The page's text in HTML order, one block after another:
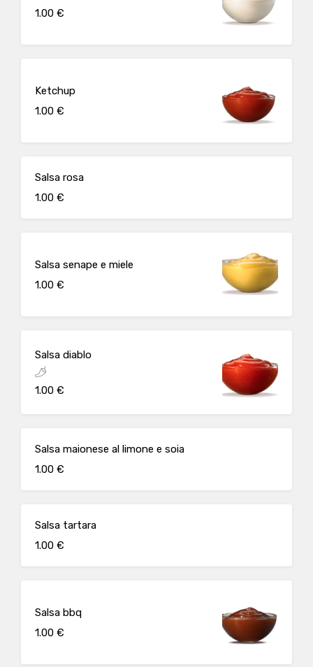
1.00 €
Ketchup
1.00 €
Salsa rosa
1.00 €
Salsa senape e miele
1.00 €
Salsa diablo
1.00 €
Salsa maionese al limone e soia
1.00 €
Salsa tartara
1.00 €
Salsa bbq
1.00 €